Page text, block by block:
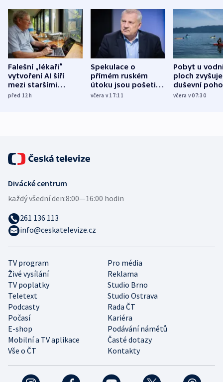
Falešní „lékaři“
vytvoření AI šíří
mezi staršími
Poláky nebezpečné
před 12h
Spekulace o
přímém ruském
útoku jsou pošetilé,
míní estonský
včera v 17:11
Pobyt u
ploch zvyšuje
duševní
ukázala
včera v 07:30
TV program
Pro média
Živé vysílání
Reklama
TV poplatky
Studio Brno
Teletext
Studio Ostrava
Podcasty
Rada ČT
Počasí
Kariéra
E-shop
Podávání námětů
Mobilní a TV aplikace
Časté dotazy
Vše o ČT
Kontakty
Divácké centrum
každý všední den:8:00—16:00 hodin
261 136 113
info@ceskatelevize.cz